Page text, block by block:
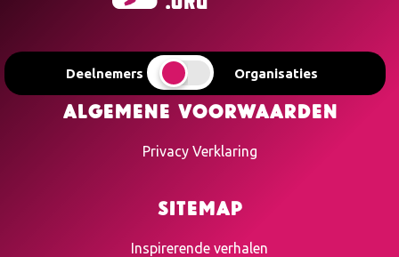
Deelnemers Organisaties
Algemene voorwaarden
Privacy Verklaring
Sitemap
Inspirerende verhalen